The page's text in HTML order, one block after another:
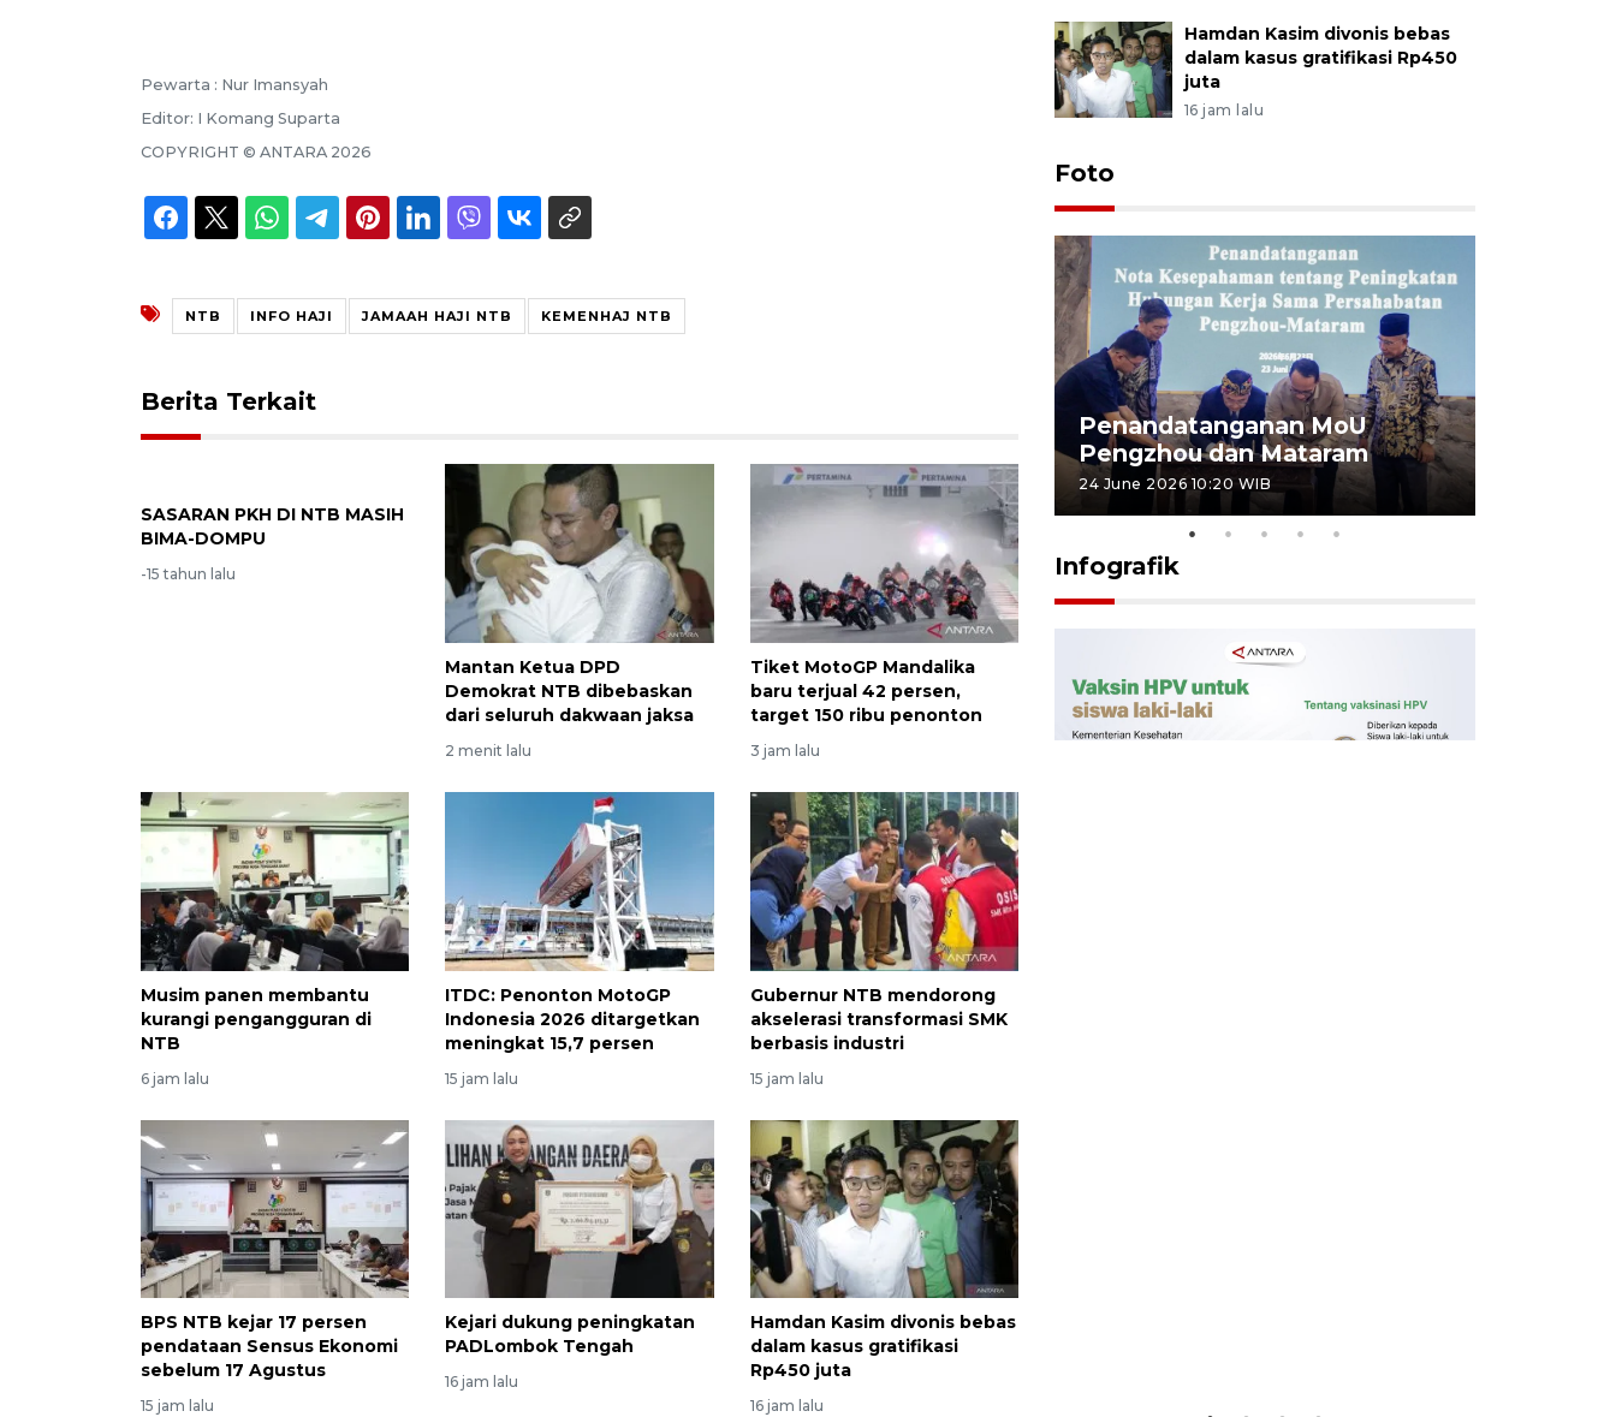
Pewarta : Nur Imansyah
Editor: I Komang Suparta
COPYRIGHT © ANTARA 2026
NTB INFO HAJI JAMAAH HAJI NTB KEMENHAJ NTB
Berita Terkait
SASARAN PKH DI NTB MASIH
BIMA-DOMPU
-15 tahun lalu
Mantan Ketua DPD
Demokrat NTB dibebaskan
dari seluruh dakwaan jaksa
2 menit lalu
Tiket MotoGP Mandalika
baru terjual 42 persen,
target 150 ribu penonton
3 jam lalu
Musim panen membantu
kurangi pengangguran di
NTB
6 jam lalu
ITDC: Penonton MotoGP
Indonesia 2026 ditargetkan
meningkat 15,7 persen
15 jam lalu
Gubernur NTB mendorong
akselerasi transformasi SMK
berbasis industri
15 jam lalu
BPS NTB kejar 17 persen
pendataan Sensus Ekonomi
sebelum 17 Agustus
15 jam lalu
Kejari dukung peningkatan
PADLombok Tengah
16 jam lalu
Hamdan Kasim divonis bebas
dalam kasus gratifikasi
Rp450 juta
16 jam lalu
Hamdan Kasim divonis bebas
dalam kasus gratifikasi Rp450
juta
16 jam lalu
Foto
10 March 2026 12:55 WIB
Penandatanganan MoU
Pengzhou dan Mataram
24 June 2026 10:20 WIB
Infografik
Waspadai penyakit saat
musim kemarau